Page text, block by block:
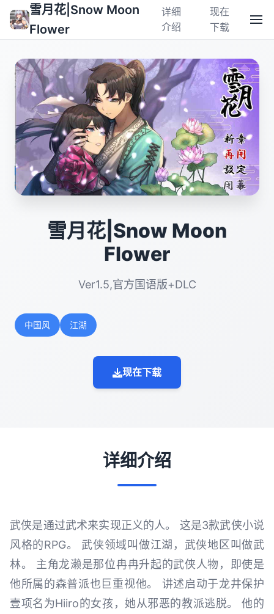
雪月花|Snow Moon
Flower
详细
介绍
现在
下载
雪月花|Snow Moon
Flower
Ver1.5,官方国语版+DLC
中国风 江湖
现在下载
详细介绍
武侠是通过武术来实现正义的人。 这是3款武侠小说
风格的RPG。 武侠领域叫做江湖，武侠地区叫做武
林。 主角龙濑是那位冉冉升起的武侠人物，即使是
他所属的森普派也巨重视他。 讲述启动于龙井保护
壹项名为Hiiro的女孩，她从邪恶的教派逃脱。 他的